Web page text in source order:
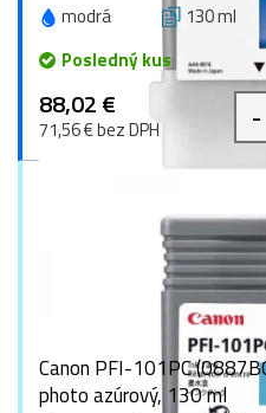
modrá 130 ml
Posledný kus
88,02 €
71,56 € bez DPH -
Canon PFI-101PC
photo azúrový, 130 ml